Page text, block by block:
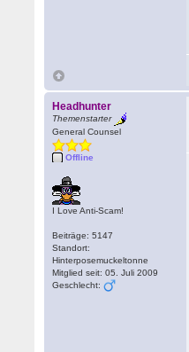
Headhunter
Themenstarter
General Counsel
Offline
I Love Anti-Scam!
Beiträge: 5147
Standort:
Hinterposemuckeltonne
Mitglied seit: 05. Juli 2009
Geschlecht: